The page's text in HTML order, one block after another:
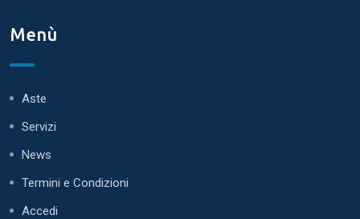
Menù
Aste
Servizi
News
Termini e Condizioni
Accedi